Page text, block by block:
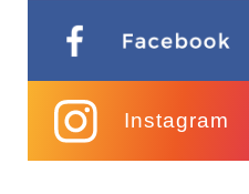
Instagram